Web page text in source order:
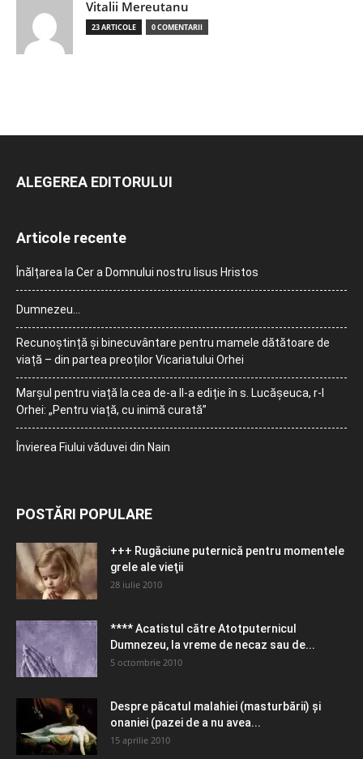
Vitalii Mereutanu
23 ARTICOLE 0 COMENTARII
ALEGEREA EDITORULUI
Articole recente
Înălțarea la Cer a Domnului nostru Iisus Hristos
Dumnezeu…
Recunoștință și binecuvântare pentru mamele dătătoare de
viață – din partea preoților Vicariatului Orhei
Marșul pentru viață la cea de-a II-a ediție în s. Lucășeuca, r-l
Orhei: „Pentru viață, cu inimă curată”
Învierea Fiului văduvei din Nain
POSTĂRI POPULARE
+++ Rugăciune puternică pentru momentele
grele ale vieţii
28 iulie 2010
**** Acatistul către Atotputernicul
Dumnezeu, la vreme de necaz sau de...
5 octombrie 2010
Despre păcatul malahiei (masturbării) şi
onaniei (pazei de a nu avea...
15 aprilie 2010